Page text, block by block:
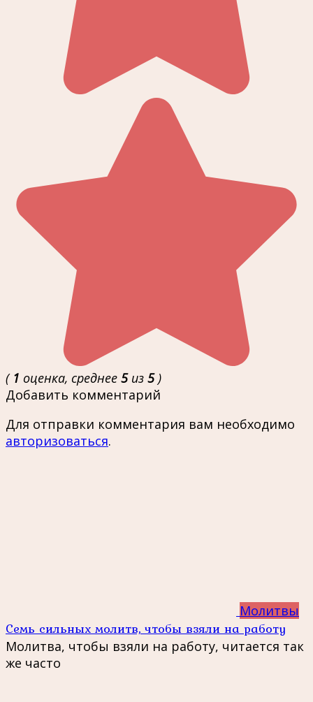
( 1 оценка, среднее 5из 5)
Добавить комментарий
Для отправки комментария вам необходимо
авторизоваться.
Молитвы
Семь сильных молитв, чтобы взяли на работу
Молитва, чтобы взяли на работу, читается так
же часто